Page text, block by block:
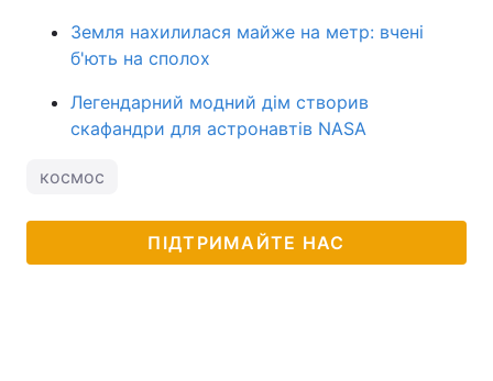
Земля нахилилася майже на метр: вчені
б'ють на сполох
Легендарний модний дім створив
скафандри для астронавтів NASA
космос
ПІДТРИМАЙТЕ НАС